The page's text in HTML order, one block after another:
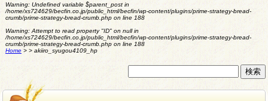
Warning: Undefined variable $parent_post in
/home/xs724629/becfin.co.jp/public_html/becfin/wp-content/plugins/prime-strategy-bread-
crumb/prime-strategy-bread-crumb.phpon line 188
Warning: Attempt to read property "ID" on null in
/home/xs724629/becfin.co.jp/public_html/becfin/wp-content/plugins/prime-strategy-bread-
crumb/prime-strategy-bread-crumb.phpon line 188
Home> > akiiro_syugou4109_hp